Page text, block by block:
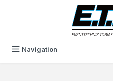
Navigation